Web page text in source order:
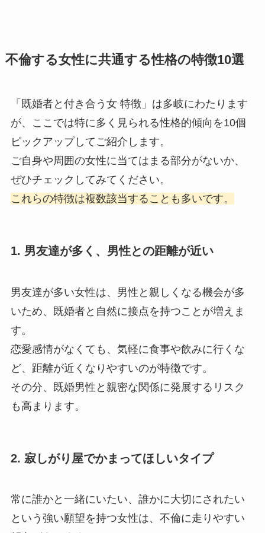
不倫する女性に共通する性格の特徴10選
「既婚者と付き合う女 特徴」は多岐にわたります
が、ここでは特に多く見られる性格的傾向を10個
ピックアップしてご紹介します。
ご自身や周囲の女性に当てはまる部分がないか、
ぜひチェックしてみてください。
これらの特徴は複数該当することも多いです。
1. 男友達が多く、男性との距離が近い
男友達が多い女性は、男性と親しくなる機会が多
いため、既婚者と自然に接点を持つことが増えま
す。
恋愛感情がなくても、気軽に食事や飲みに行くな
ど、距離が近くなりやすいのが特徴です。
その分、既婚男性と親密な関係に発展するリスク
も高まります。
2. 寂しがり屋でかまってほしいタイプ
常に誰かと一緒にいたい、誰かに大切にされたい
という強い願望を持つ女性は、不倫に走りやすい